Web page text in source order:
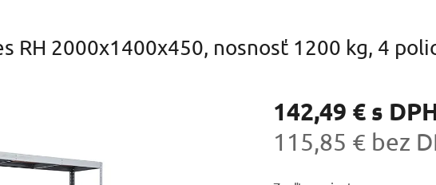
RH 2000x1400x450, nosnosť 1200 kg, 4
142,49 € s
115,85 € bez